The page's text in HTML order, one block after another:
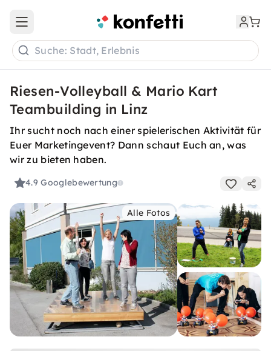
Open main menu
Suche: Stadt, Erlebnis
Riesen-Volleyball & Mario Kart
Teambuilding in Linz
Ihr sucht noch nach einer spielerischen Aktivität für
Euer Marketingevent? Dann schaut Euch an, was
wir zu bieten haben.
4.9Googlebewertung
Alle Fotos